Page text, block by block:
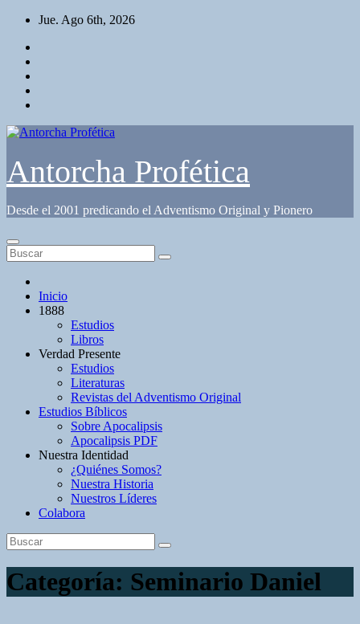
Saltar
contenido
Jue. Ago 6th, 2026
Antorcha Profética
Desde el 2001 predicando el Adventismo Original y Pionero
Inicio
1888
Estudios
Libros
Verdad Presente
Estudios
Literaturas
Revistas del Adventismo Original
Estudios Bíblicos
Sobre Apocalipsis
Apocalipsis PDF
Nuestra Identidad
¿Quiénes Somos?
Nuestra Historia
Nuestros Líderes
Colabora
Categoría: Seminario Daniel